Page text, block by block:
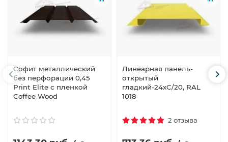
Софит металлический
без перфорации 0,45
Print Elite с пленкой
Coffee Wood
Линеарная панель-
открытый
гладкий-24хС/20, RAL
1018
2 отзыва